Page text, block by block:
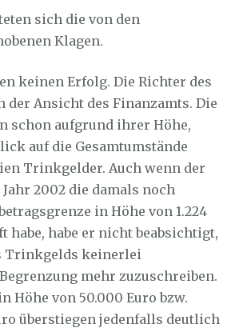
sich die von den
Klagen.
keinen Erfolg. Die Richter des
der Ansicht des Finanzamts. Die
schon aufgrund ihrer Höhe,
auf die Gesamtumstände
Trinkgelder. Auch wenn der
2002 die damals noch
in Höhe von 1.224
habe, habe er nicht beabsichtigt,
Trinkgelds keinerlei
mehr zuzuschreiben.
Höhe von 50.000 Euro bzw.
überstiegen jedenfalls deutlich